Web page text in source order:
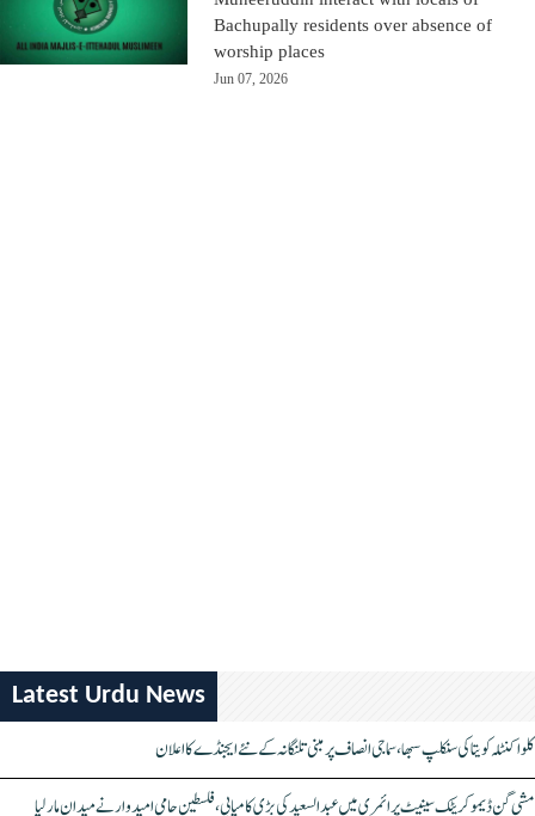
Bachupally residents over absence of
worship places
Jun 07, 2026
Latest Urdu News
کلواکنٹلہ کویتا کی سنکلپ سبھا، سماجی انصاف پر مبنی تلنگانہ کے نئے ایجنڈے کا اعلان
مشی گن ڈیموکریٹک سینیٹ پرائمری میں عبدالسعید کی بڑی کامیابی، فلسطین حامی امیدوار نے میدان مار لیا